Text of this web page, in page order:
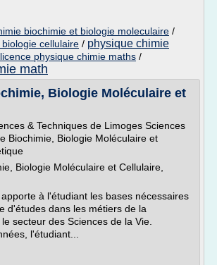
biochimie et biologie moleculaire /
cellulaire / physique chimie
licence physique chimie maths /
math
Biologie Moléculaire et
& Techniques de Limoges Sciences
Biochimie, Biologie Moléculaire et
Biologie Moléculaire et Cellulaire,
à l'étudiant les bases nécessaires
d'études dans les métiers de la
secteur des Sciences de la Vie.
l'étudiant...